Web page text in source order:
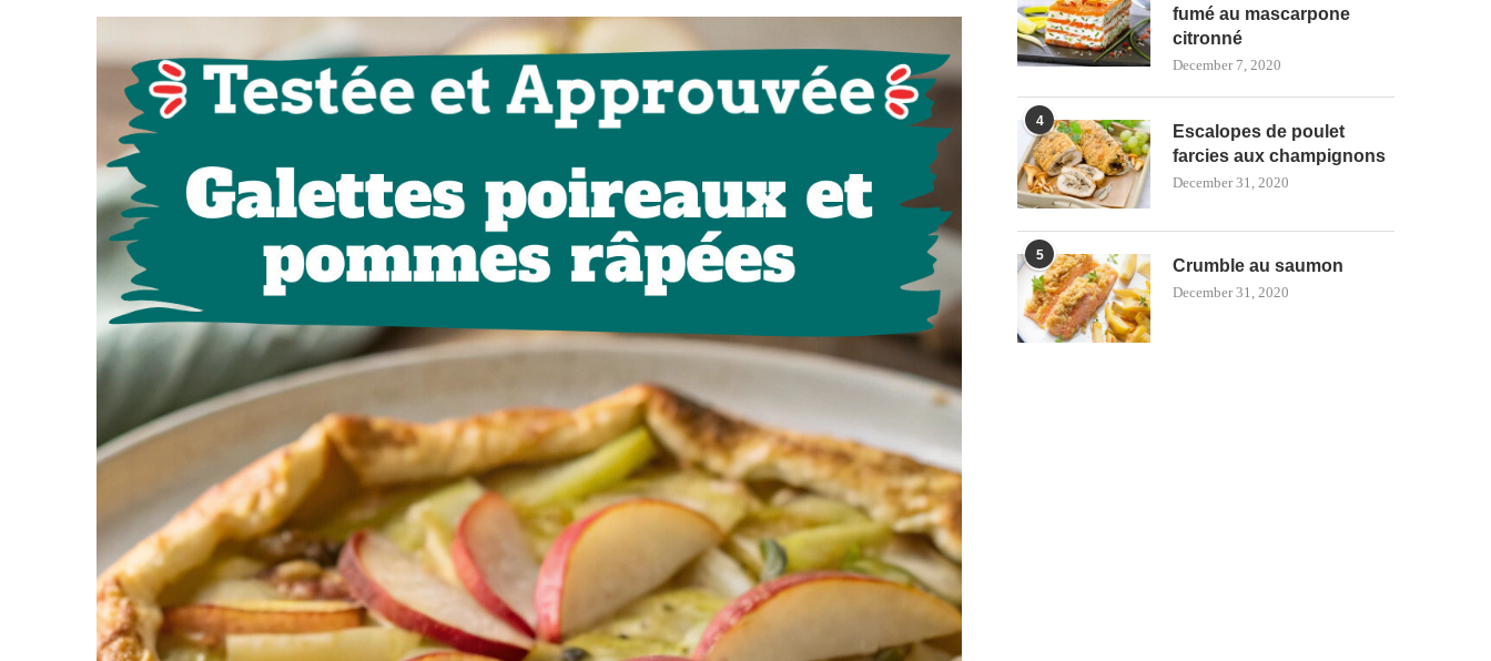
fumé au mascarpone
citronné
December 7, 2020
4
Escalopes de poulet
farcies aux champignons
December 31, 2020
5
Crumble au saumon
December 31, 2020